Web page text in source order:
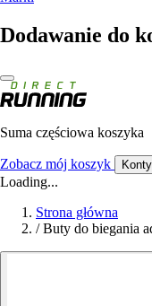
Dodawanie do
Suma częściowa koszyka
Zobacz mój koszyk
Loading...
Strona główna
/ Buty do biegania